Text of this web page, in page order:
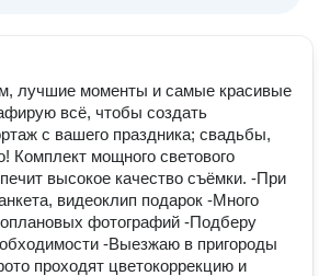
лучшие моменты и самые красивые
всё, чтобы создать
с вашего праздника; свадьбы,
Комплект мощного светового
высокое качество съёмки. -При
видеоклип подарок -Много
фотографий -Подберу
-Выезжаю в пригороды
проходят цветокоррекцию и